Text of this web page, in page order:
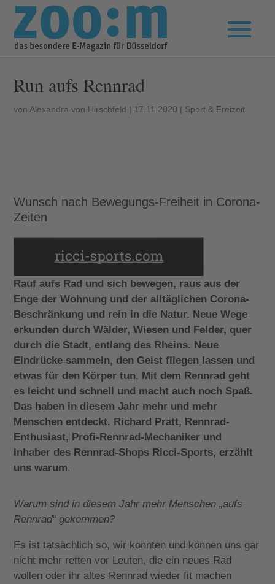
Run aufs Rennrad
von Alexandra von Hirschfeld | 17.11.2020 | Sport & Freizeit
Wunsch nach Bewegungs-Freiheit in Corona-
Zeiten
Rauf aufs Rad und sich bewegen, raus aus der
Enge der Wohnung und der alltäglichen Corona-
Beschränkung und rein in die Natur. Neue Wege
erkunden durch Wälder, Wiesen und Felder, quer
durch die Stadt, entlang des Rheins. Neue
Eindrücke sammeln, den Geist fliegen lassen und
etwas für den Körper tun. Mit dem Rennrad geht
es leicht und schnell und macht auch noch Spaß.
Das haben in diesem Jahr mehr und mehr
Menschen entdeckt. Richard Pratt, Rennrad-
Enthusiast, Profi-Rennrad-Mechaniker und
Inhaber des Rennrad-Shops Ricci-Sports, erzählt
uns warum.
Warum sind in diesem Jahr mehr Menschen „aufs
Rennrad“ gekommen?
Es ist tatsächlich so, wir konnten und können uns gar
nicht mehr retten vor Leuten, die ein neues Rad
wollen oder ihr altes Rennrad wieder fit machen